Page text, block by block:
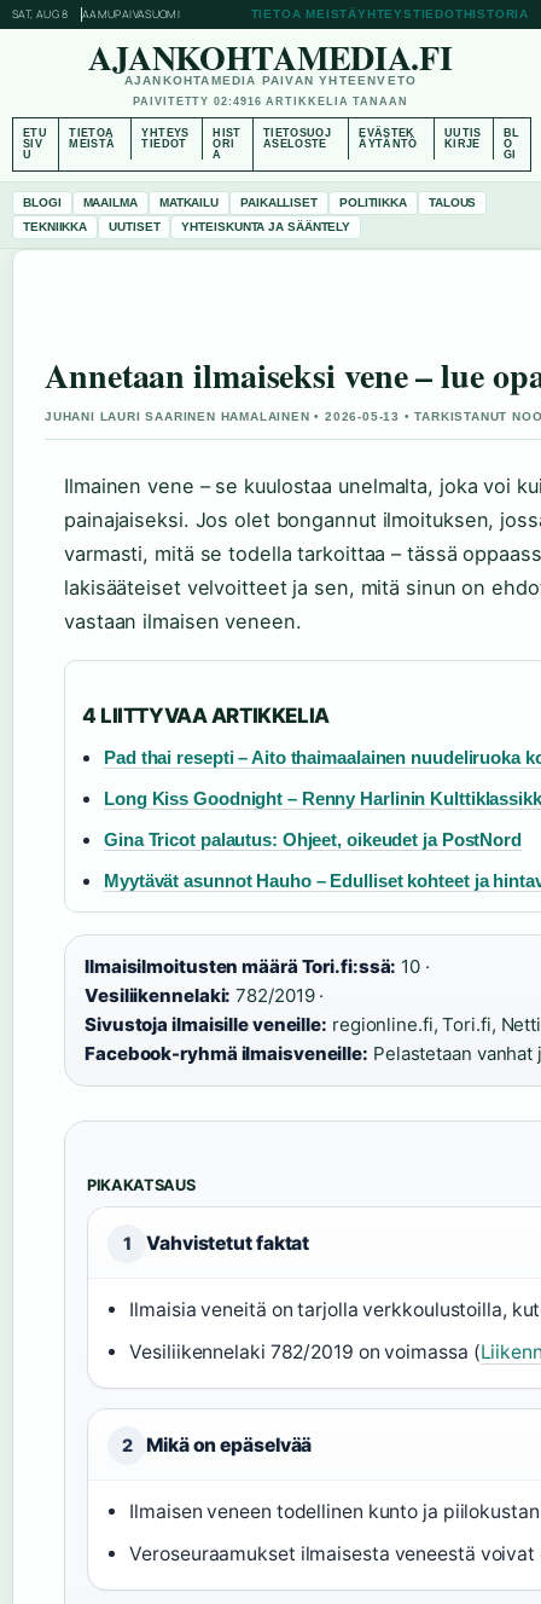
SAT, AUG 8 AAMUPAIVASUOMI TIETOA MEISTÄYHTEYSTIEDOTHISTORIA
AJANKOHTAMEDIA.FI
AJANKOHTAMEDIA PAIVAN YHTEENVETO
PAIVITETTY 02:4916 ARTIKKELIA TANAAN
ETU
SIV
U
TIETOA
MEISTÄ
YHTEYS
TIEDOT
HIST
ORI
A
TIETOSUOJ
ASELOSTE
EVÄSTEK
ÄYTÄNTÖ
UUTIS
KIRJE
BL
O
GI
BLOGI MAAILMA MATKAILU PAIKALLISET POLITIIKKA
TALOUS
TEKNIIKKA
UUTISET YHTEISKUNTA JA SÄÄNTELY
Annetaan ilmaiseksi vene – lue
JUHANI LAURI SAARINEN HAMALAINEN • 2026-05-13 • TARKISTANUT
Ilmainen vene – se kuulostaa unelmalta, joka voi
painajaiseksi. Jos olet bongannut ilmoituksen,
varmasti, mitä se todella tarkoittaa – tässä
lakisääteiset velvoitteet ja sen, mitä sinun on
vastaan ilmaisen veneen.
4 LIITTYVAA ARTIKKELIA
Pad thai resepti – Aito thaimaalainen nuudeliruoka
Long Kiss Goodnight – Renny Harlinin
Gina Tricot palautus: Ohjeet, oikeudet ja PostNord
Myytävät asunnot Hauho – Edulliset kohteet ja
Ilmaisilmoitusten määrä Tori.fi:ssä: 10 ·
Vesiliikennelaki: 782/2019 ·
Sivustoja ilmaisille veneille: regionline.fi, Tori.fi,
Facebook-ryhmä ilmaisveneille: Pelastetaan
PIKAKATSAUS
1 Vahvistetut faktat
Ilmaisia veneitä on tarjolla verkkoulustoilla,
Vesiliikennelaki 782/2019 on voimassa (
2 Mikä on epäselvää
Ilmaisen veneen todellinen kunto ja
Veroseuraamukset ilmaisesta veneestä